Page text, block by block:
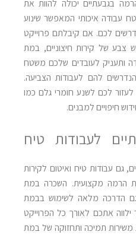
בגבעתיים יכולה להוות את
עבודה איכותי המאפשר שינוע
לכם. אם קיבלתם פרוייקט
צבע של קירות חיצוניים, במת
ותעניק לעובדים שלכם משטח
להם לעבודות הצביעה.
לכם לשנע חומרי גלם כמו
חיפויים למבנים.
לעבודות טיח
גם עבודות טיח ואיטום לקירות
הרמה מקצועית. השכרה במת
גם הדרכה מלאה לשימוש בבמת
אתכם לאורך כל הפרוייקט
משירות תמיכה ותחזוקה של במת